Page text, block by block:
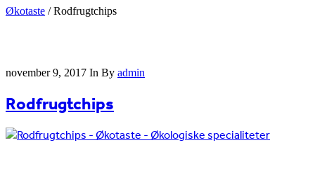
Økotaste /Rodfrugtchips
november 9, 2017 In By admin
Rodfrugtchips